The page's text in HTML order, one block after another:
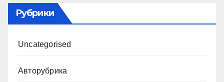
Рубрики
Uncategorised
Авторубрика